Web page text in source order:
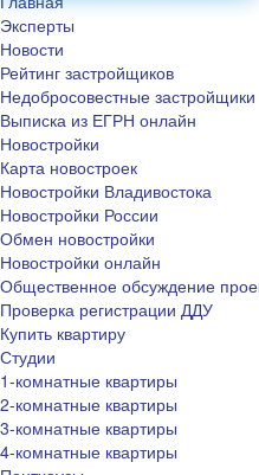
Эксперты
Новости
Рейтинг застройщиков
Недобросовестные застройщики
Выписка из ЕГРН онлайн
Новостройки
Карта новостроек
Новостройки Владивостока
Новостройки России
Обмен новостройки
Новостройки онлайн
Общественное обсуждение
Проверка регистрации ДДУ
Купить квартиру
Студии
1-комнатные квартиры
2-комнатные квартиры
3-комнатные квартиры
4-комнатные квартиры